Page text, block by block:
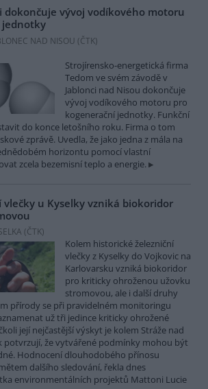
dokončuje vývoj vodíkového motoru
jednotky
NAD NISOU (ČTK)
Strojírensko-energetická firma
Tedom ve svém závodě v
Jablonci nad Nisou dokončuje
vývoj vodíkového motoru pro
kogenerační jednotky. Funkční
do konce letošního roku. Firma o tom
zprávě. Uvedla, že jako jedna z mála na
horizontu pomocí vlastní
zcela bezemisní teplo a energie.
vlečky u Kyselky vzniká biokoridor
(ČTK)
Kolem historické železniční
vlečky z Kyselky do Vojkovic na
Karlovarsku vzniká biokoridor
pro kriticky ohroženou užovku
stromovou, ale i další druhy
přírody se při pravidelném monitoringu
už tři jedince kriticky ohrožené
její nejčastější výskyt je kolem Stráže nad
potvrzují, že vytvářené podmínky mohou být
Hodnocení dlouhodobého přínosu
dalšího sledování, řekla dnes
environmentálních projektů Mattoni Lucie